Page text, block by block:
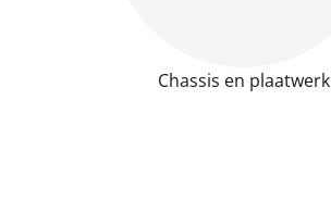
Chassis en plaatwerk